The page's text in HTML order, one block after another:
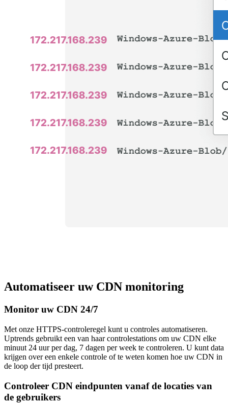
Automatiseer uw CDN monitoring
Monitor uw CDN 24/7
Met onze HTTPS-controleregel kunt u controles automatiseren.
Uptrends gebruikt een van haar controlestations om uw CDN elke
minuut 24 uur per dag, 7 dagen per week te controleren. U kunt data
krijgen over een enkele controle of te weten komen hoe uw CDN in
de loop der tijd presteert.
Controleer CDN eindpunten vanaf de locaties van
de gebruikers